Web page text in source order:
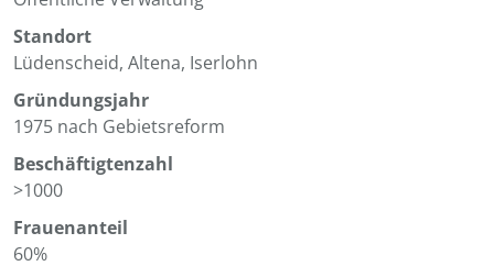
Standort
Lüdenscheid, Altena, Iserlohn
Gründungsjahr
1975 nach Gebietsreform
Beschäftigtenzahl
>1000
Frauenanteil
60%